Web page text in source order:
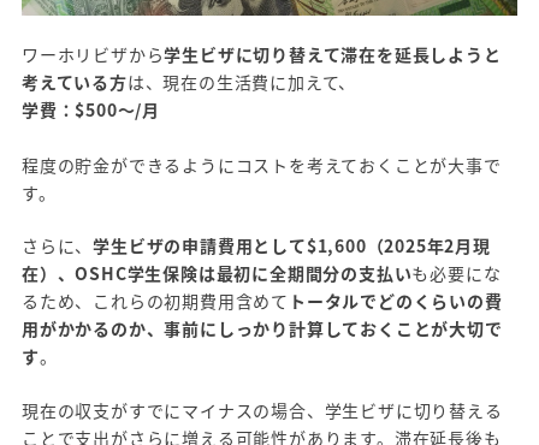
ワーホリビザから学生ビザに切り替えて滞在を延長しようと
考えている方は、現在の生活費に加えて、
学費：$500～/月
程度の貯金ができるようにコストを考えておくことが大事で
す。
さらに、学生ビザの申請費用として$1,600（2025年2月現
在）、OSHC学生保険は最初に全期間分の支払いも必要にな
るため、これらの初期費用含めて トータルでどのくらいの費
用がかかるのか、事前にしっかり計算しておくことが大切で
す。
現在の収支がすでにマイナスの場合、学生ビザに切り替える
ことで支出がさらに増える可能性があります。滞在延長後も